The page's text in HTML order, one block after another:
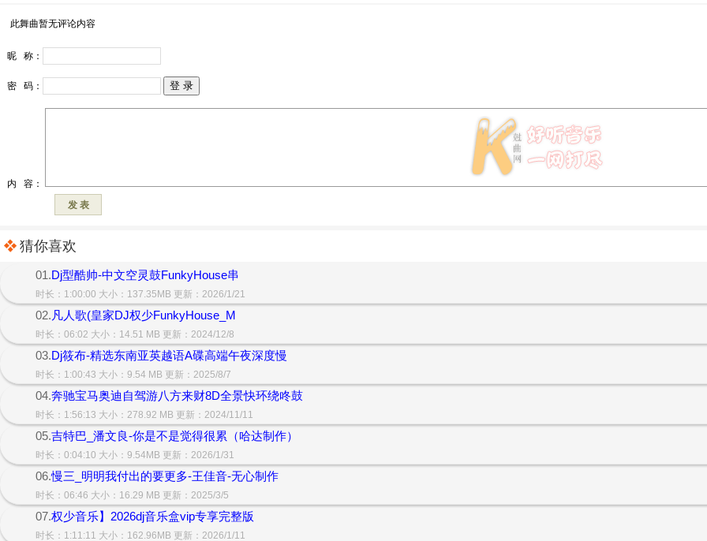
猜你喜欢
01.Dj型酷帅-中文空灵鼓FunkyHouse串
时长：1:00:00 大小：137.35MB 更新：2026/1/21
02. 凡人歌(皇家DJ权少FunkyHouse_M
时长：06:02 大小：14.51 MB 更新：2024/12/8
03.Dj筱布-精选东南亚英越语A碟高端午夜深度慢
时长：1:00:43 大小：9.54 MB 更新：2025/8/7
04.奔驰宝马奥迪自驾游八方来财8D全景快环绕咚鼓
时长：1:56:13 大小：278.92 MB 更新：2024/11/11
05.吉特巴_潘文良-你是不是觉得很累（哈达制作）
时长：0:04:10 大小：9.54MB 更新：2026/1/31
06.慢三_明明我付出的要更多-王佳音-无心制作
时长：06:46 大小：16.29 MB 更新：2025/3/5
07.权少音乐】2026dj音乐盒vip专享完整版
时长：1:11:11 大小：162.96MB 更新：2026/1/11